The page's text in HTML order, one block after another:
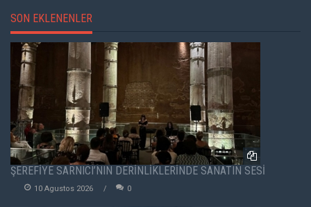
SON EKLENENLER
ŞEREFİYE SARNICI’NIN DERİNLİKLERİNDE SANATIN SESİ
10 Agustos 2026 0